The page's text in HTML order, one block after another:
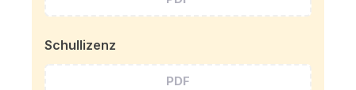
Schullizenz
PDF